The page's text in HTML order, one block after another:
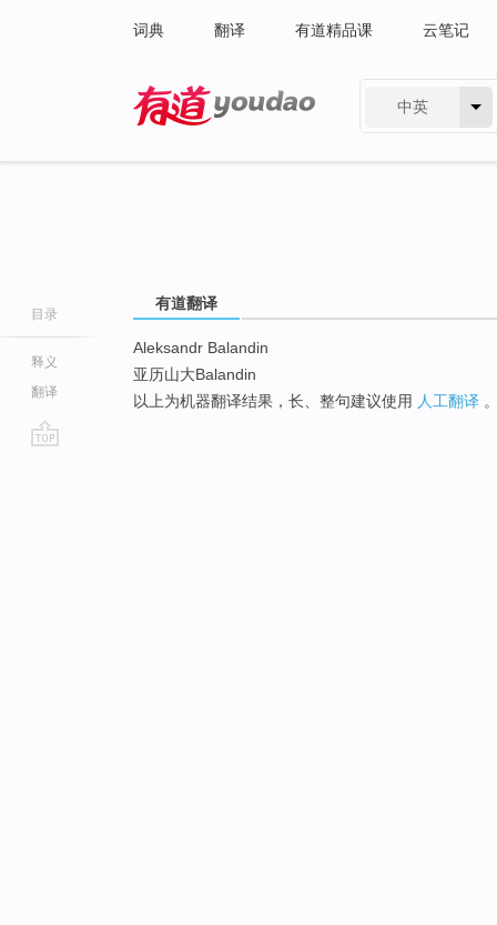
词典 翻译 有道精品课 云笔记
中英
目录
释义
翻译
有道翻译
Aleksandr Balandin
亚历山大Balandin
以上为机器翻译结果，长、整句建议使用 人工翻译